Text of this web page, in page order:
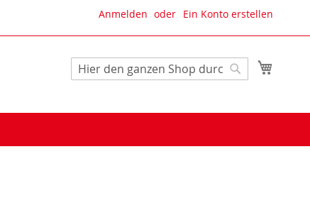
Anmelden Ein Konto erstellen
Suche